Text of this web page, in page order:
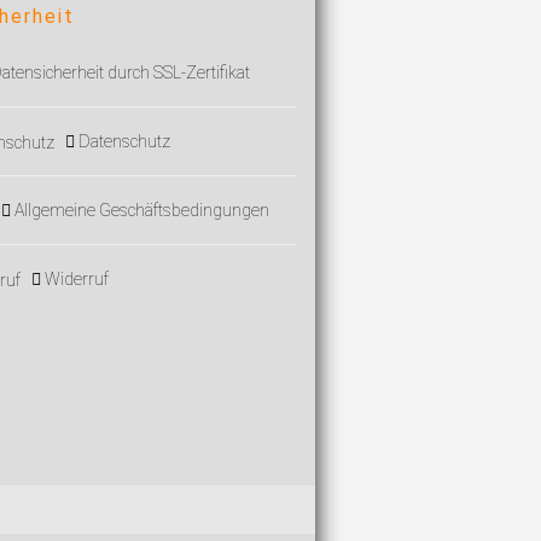
durch SSL-Zertifikat
Datenschutz
Allgemeine Geschäftsbedingungen
Widerruf